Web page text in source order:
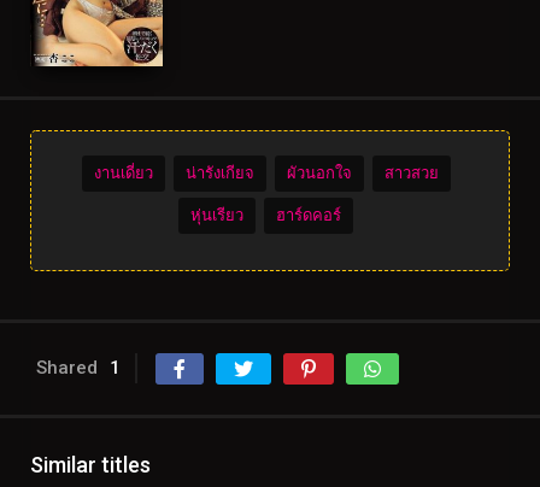
งานเดี่ยว น่ารังเกียจ ผัวนอกใจ สาวสวย
หุ่นเรียว ฮาร์ดคอร์
Shared 1
Similar titles